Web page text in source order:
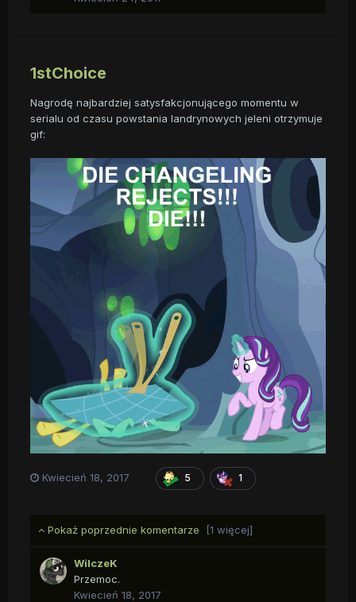
1stChoice
Nagrodę najbardziej satysfakcjonującego momentu w
serialu od czasu powstania landrynowych jeleni otrzymuje
gif:
Kwiecień 18, 2017 5 1
Pokaż poprzednie komentarze [1 więcej]
WilczeK
Przemoc.
Kwiecień 18, 2017